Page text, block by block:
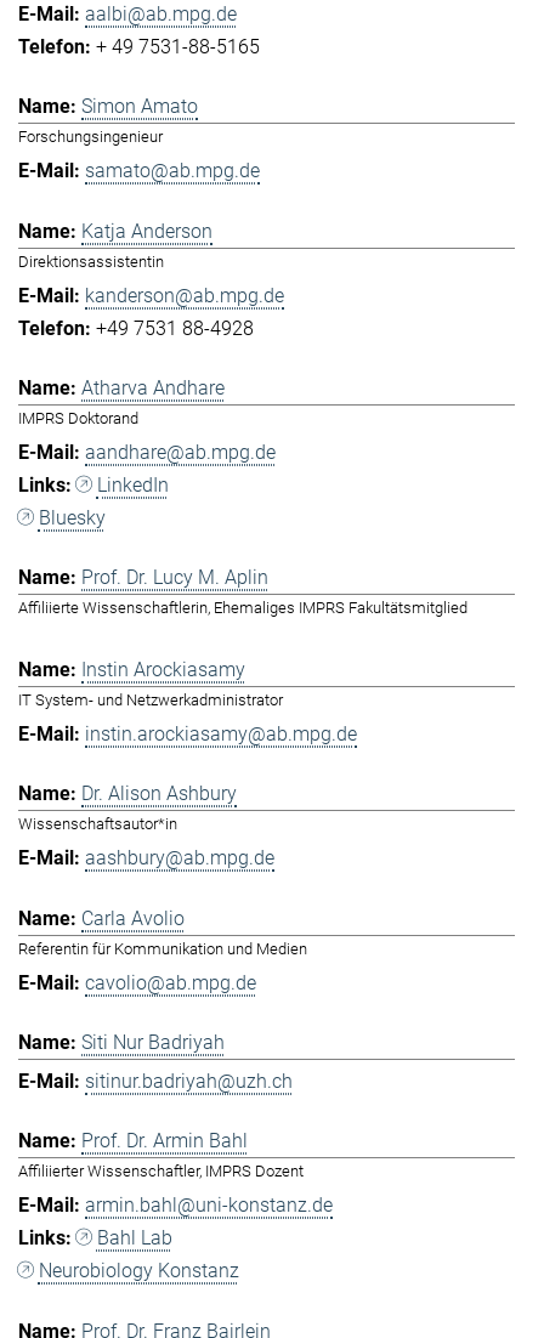
aalbi@ab.mpg.de
+ 49 7531-88-5165
Simon Amato
Forschungsingenieur
samato@ab.mpg.de
Katja Anderson
Direktionsassistentin
kanderson@ab.mpg.de
+49 7531 88-4928
Atharva Andhare
IMPRS Doktorand
aandhare@ab.mpg.de
LinkedIn
Bluesky
Prof. Dr. Lucy M. Aplin
Affiliierte Wissenschaftlerin, Ehemaliges IMPRS Fakultätsmitglied
Instin Arockiasamy
IT System- und Netzwerkadministrator
instin.arockiasamy@ab.mpg.de
Dr. Alison Ashbury
Wissenschaftsautor*in
aashbury@ab.mpg.de
Carla Avolio
Referentin für Kommunikation und Medien
cavolio@ab.mpg.de
Siti Nur Badriyah
sitinur.badriyah@uzh.ch
Prof. Dr. Armin Bahl
Affiliierter Wissenschaftler, IMPRS Dozent
armin.bahl@uni-konstanz.de
Bahl Lab
Neurobiology Konstanz
Prof. Dr. Franz Bairlein